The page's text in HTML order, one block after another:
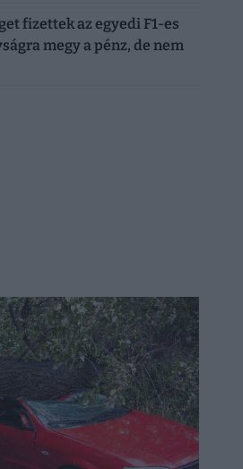
fizettek az egyedi F1-es
megy a pénz, de nem